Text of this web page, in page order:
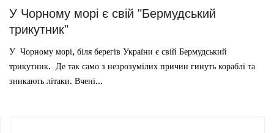
У Чорному морі є свій "Бермудський
трикутник"
У Чорному морі, біля берегів України є свій Бермудський
трикутник. Де так само з незрозумілих причин гинуть кораблі та
зникають літаки. Вчені...